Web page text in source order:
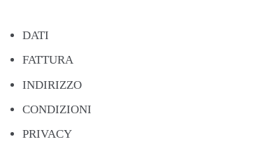
DATI
FATTURA
INDIRIZZO
CONDIZIONI
PRIVACY